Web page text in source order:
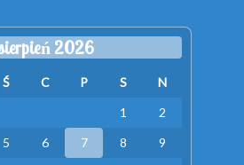
2026
Ś C P S
N
1
2
5 6 7 8 9